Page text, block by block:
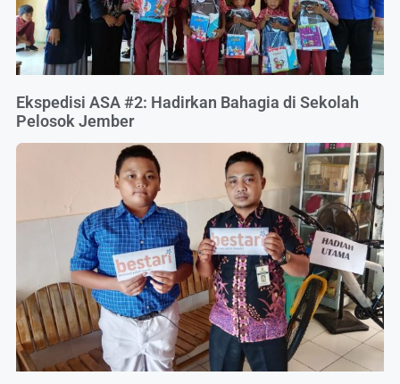
Ekspedisi ASA #2: Hadirkan Bahagia di Sekolah
Pelosok Jember